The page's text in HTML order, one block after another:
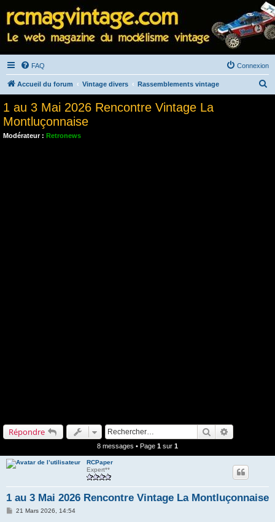
FAQ Connexion
Accueil du forum Vintage divers Rassemblements vintage
1 au 3 Mai 2026 Rencontre Vintage La
Montluçonnaise
Modérateur : Retronews
Répondre Rechercher
8 messages • Page 1 sur 1
RCPaper
Expert**
1 au 3 Mai 2026 Rencontre Vintage La Montluçonnaise
M21 Mars 2026, 14:54